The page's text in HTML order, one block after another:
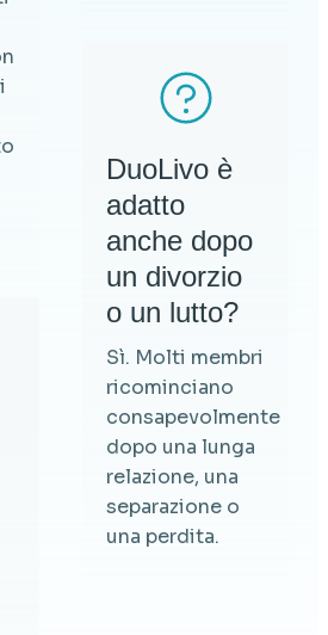
DuoLivo è
adatto
anche dopo
un divorzio
o un lutto?
Sì. Molti membri
ricominciano
consapevolmente
dopo una lunga
relazione, una
separazione o
una perdita.